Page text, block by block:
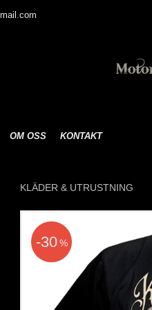
OM OSS KONTAKT
KLÄDER & UTRUSTNING
30 %